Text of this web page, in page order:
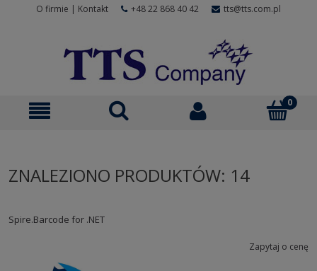
O firmie | Kontakt +48 22 868 40 42 tts@tts.com.pl
ZNALEZIONO PRODUKTÓW: 14
Spire.Barcode for .NET
Zapytaj o cenę